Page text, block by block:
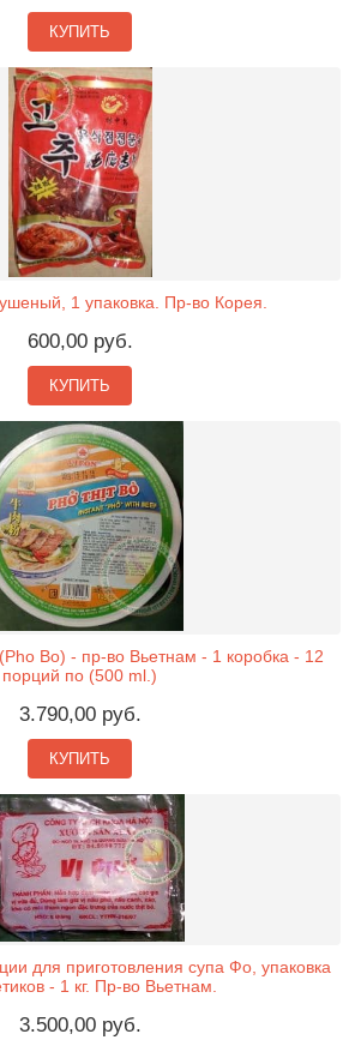
КУПИТЬ
1 упаковка. Пр-во Корея.
600,00 руб.
КУПИТЬ
Bo) - пр-во Вьетнам - 1 коробка - 12
порций по (500 ml.)
3.790,00 руб.
КУПИТЬ
для приготовления супа Фо, упаковка
- 1 кг. Пр-во Вьетнам.
3.500,00 руб.